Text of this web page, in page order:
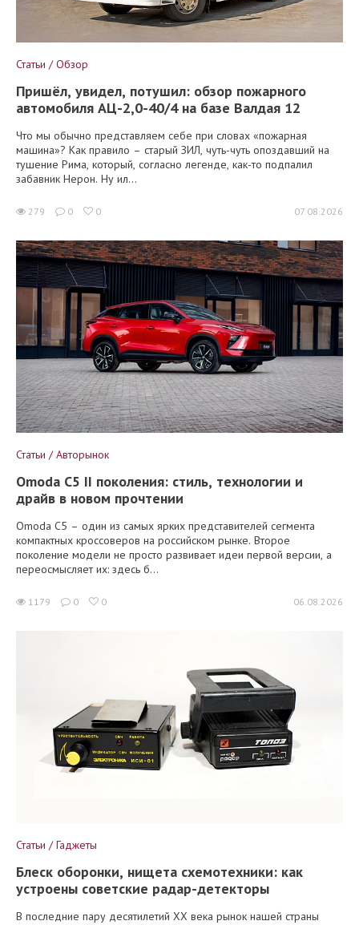
Статьи / Обзор
Пришёл, увидел, потушил: обзор пожарного
автомобиля АЦ-2,0-40/4 на базе Валдая 12
Что мы обычно представляем себе при словах «пожарная
машина»? Как правило – старый ЗИЛ, чуть-чуть опоздавший на
тушение Рима, который, согласно легенде, как-то подпалил
забавник Нерон. Ну ил...
279 0 0 07.08.2026
Статьи / Авторынок
Omoda C5 II поколения: стиль, технологии и
драйв в новом прочтении
Omoda C5 – один из самых ярких представителей сегмента
компактных кроссоверов на российском рынке. Второе
поколение модели не просто развивает идеи первой версии, а
переосмысляет их: здесь б...
1179 0 0 06.08.2026
Статьи / Гаджеты
Блеск оборонки, нищета схемотехники: как
устроены советские радар-детекторы
В последние пару десятилетий XX века рынок нашей страны